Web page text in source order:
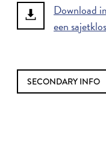
Download
een
SECONDARY INFO